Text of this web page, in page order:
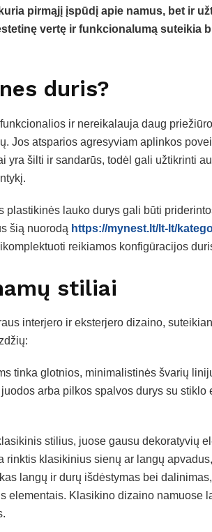
pirmąjį įspūdį apie namus, bet ir
vertę ir funkcionalumą suteikia
duris?
ir nereikalauja daug
Jos atsparios agresyviam aplinkos
yra šilti ir sandarūs, todėl gali užtikrinti
plastikinės lauko durys gali būti
šią nuorodą https://mynest.lt/lt-lt/
reikiamos konfigūracijos
stiliai
interjero ir eksterjero dizaino,
tinka glotnios, minimalistinės švarių
arba pilkos spalvos durys su stiklo
stilius, juose gausu dekoratyvių
rinktis klasikinius sienų ar langų
langų ir durų išdėstymas bei
elementais. Klasikino dizaino namuose